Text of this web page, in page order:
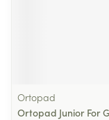
Ortopad
Ortopad Junior For